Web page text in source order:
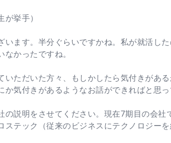
が挙手）
います。半分ぐらいですかね。私が就活し
かったですね。
いただいた方々、もしかしたら気付きがあ
か気付きがあるようなお話ができればと思
の説明をさせてください。現在7期目の会
ステック（従来のビジネスにテクノロジー